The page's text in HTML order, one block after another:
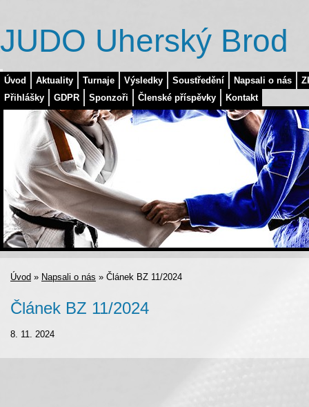
Úvod Aktuality Turnaje Výsledky Soustředění Napsali o nás
Přihlášky
GDPR Sponzoři Členské příspěvky Kontakt
JUDO Uherský Brod
Úvod » Napsali o nás » Článek BZ 11/2024
Článek BZ 11/2024
8. 11. 2024